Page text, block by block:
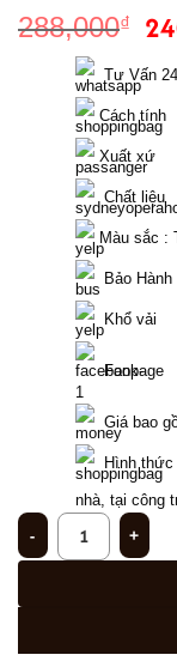
288,000₫
là:
Tư Vấn
Cách tính
Xuất xứ
Chất liệu
Màu sắc :
Bảo
Khổ vải
Fanpage
Giá bao
Hình thức
nhà, tại công
Rèm cuốn cửa sổ